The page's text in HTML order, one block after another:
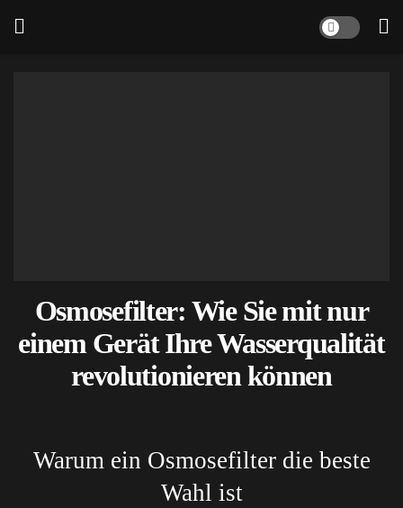
Osmosefilter: Wie Sie mit nur
einem Gerät Ihre Wasserqualität
revolutionieren können
Warum ein Osmosefilter die beste
Wahl ist